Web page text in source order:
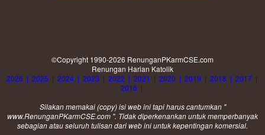
©Copyright 1990-2026 RenunganPKarmCSE.com
Renungan Harian Katolik
2026 | 2025 | 2024 | 2023 | 2022 | 2021 | 2020 | 2019 | 2018 | 2017 |
2016 |
Silakan memakai (copy) isi web ini tapi harus cantumkan "
www.RenunganPKarmCSE.com ". Tidak diperkenankan untuk memperbanyak
sebagian atau seluruh tulisan dari web ini untuk kepentingan komersial.